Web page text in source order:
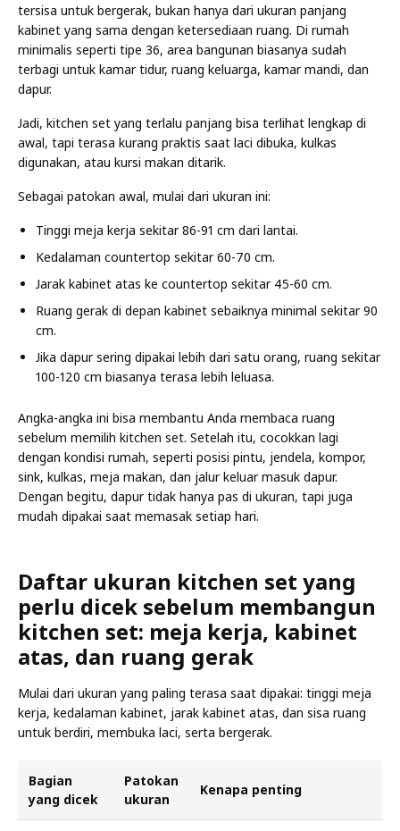
tersisa untuk bergerak, bukan hanya dari ukuran panjang
kabinet yang sama dengan ketersediaan ruang. Di rumah
minimalis seperti tipe 36, area bangunan biasanya sudah
terbagi untuk kamar tidur, ruang keluarga, kamar mandi, dan
dapur.
Jadi, kitchen set yang terlalu panjang bisa terlihat lengkap di
awal, tapi terasa kurang praktis saat laci dibuka, kulkas
digunakan, atau kursi makan ditarik.
Sebagai patokan awal, mulai dari ukuran ini:
Tinggi meja kerja sekitar 86-91 cm dari lantai.
Kedalaman countertop sekitar 60-70 cm.
Jarak kabinet atas ke countertop sekitar 45-60 cm.
Ruang gerak di depan kabinet sebaiknya minimal sekitar 90
cm.
Jika dapur sering dipakai lebih dari satu orang, ruang sekitar
100-120 cm biasanya terasa lebih leluasa.
Angka-angka ini bisa membantu Anda membaca ruang
sebelum memilih kitchen set. Setelah itu, cocokkan lagi
dengan kondisi rumah, seperti posisi pintu, jendela, kompor,
sink, kulkas, meja makan, dan jalur keluar masuk dapur.
Dengan begitu, dapur tidak hanya pas di ukuran, tapi juga
mudah dipakai saat memasak setiap hari.
Daftar ukuran kitchen set yang
perlu dicek sebelum membangun
kitchen set: meja kerja, kabinet
atas, dan ruang gerak
Mulai dari ukuran yang paling terasa saat dipakai: tinggi meja
kerja, kedalaman kabinet, jarak kabinet atas, dan sisa ruang
untuk berdiri, membuka laci, serta bergerak.
Bagian
yang dicek
Patokan
ukuran
Kenapa penting